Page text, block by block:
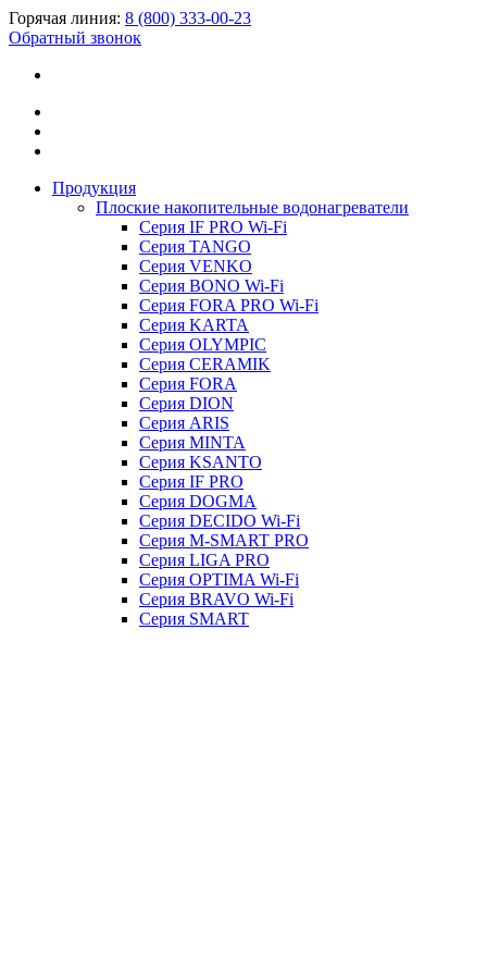
Горячая линия: 8 (800) 333-00-23
Обратный звонок
Продукция
Плоские накопительные водонагреватели
Серия IF PRO Wi-Fi
Серия TANGO
Серия VENKO
Серия BONO Wi-Fi
Серия FORA PRO Wi-Fi
Серия KARTA
Серия OLYMPIC
Серия CERAMIK
Серия FORA
Серия DION
Серия ARIS
Серия MINTA
Серия KSANTO
Серия IF PRO
Серия DOGMA
Серия DECIDO Wi-Fi
Серия M-SMART PRO
Серия LIGA PRO
Серия OPTIMA Wi-Fi
Серия BRAVO Wi-Fi
Серия SMART